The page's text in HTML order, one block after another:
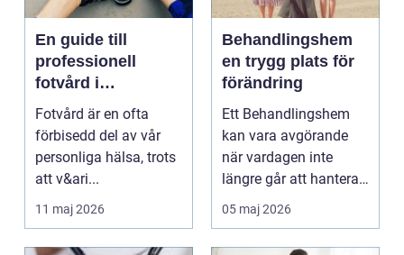
En guide till
professionell
fotvård i
Helsingborg
Fotvård är en ofta
förbisedd del av vår
personliga hälsa, trots
att v&ari...
11 maj 2026
Behandlingshem
en trygg plats för
förändring
Ett Behandlingshem
kan vara avgörande
när vardagen inte
längre går att hantera
på egen hand. För
mån...
05 maj 2026